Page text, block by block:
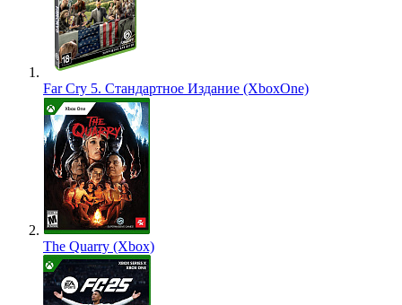
Far Cry 5. Стандартное Издание (XboxOne)
The Quarry (Xbox)